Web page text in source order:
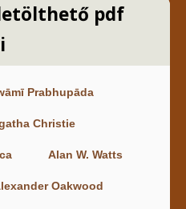
pdf
Prabhupāda
Christie
Alan W. Watts
Oakwood